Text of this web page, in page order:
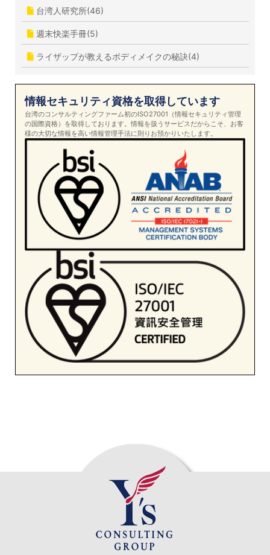
台湾人研究所(46)
週末快楽手冊(5)
ライザップが教えるボディメイクの秘訣(4)
情報セキュリティ資格を取得しています
台湾のコンサルティングファーム初のISO27001（情報セキュリティ管理
の国際資格）を取得しております。情報を扱うサービスだからこそ、お客
様の大切な情報を高い情報管理手法に則りお預かりいたします。